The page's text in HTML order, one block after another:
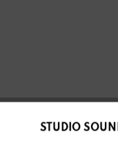
Funktionale
STUDIO